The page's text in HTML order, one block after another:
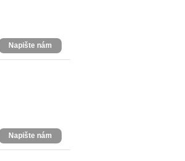
Napište nám
Napište nám